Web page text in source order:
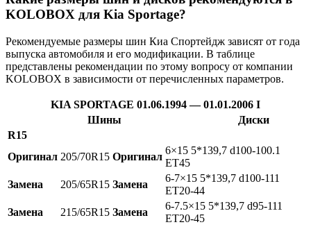
KOLOBOX для Kia Sportage?
Рекомендуемые размеры шин Киа Спортейдж зависят от года
выпуска автомобиля и его модификации. В таблице
представлены рекомендации по этому вопросу от компании
KOLOBOX в зависимости от перечисленных параметров.
KIA SPORTAGE 01.06.1994 — 01.01.2006 I
Шины
Диски
R15
Оригинал 205/70R15 Оригинал
6×15 5*139,7 d100-100.1
ET45
Замена
205/65R15 Замена
6-7×15 5*139,7 d100-111
ET20-44
Замена
215/65R15 Замена
6-7.5×15 5*139,7 d95-111
ET20-45